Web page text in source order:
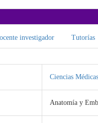
investigador Tutorías
Ciencias
Anatomía y